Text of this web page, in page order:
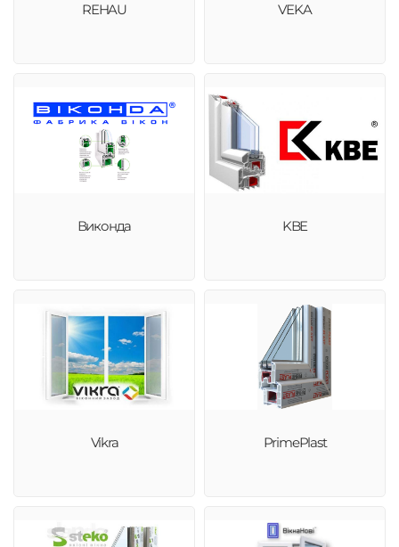
REHAU VEKA
Виконда KBE
Vikra PrimePlast